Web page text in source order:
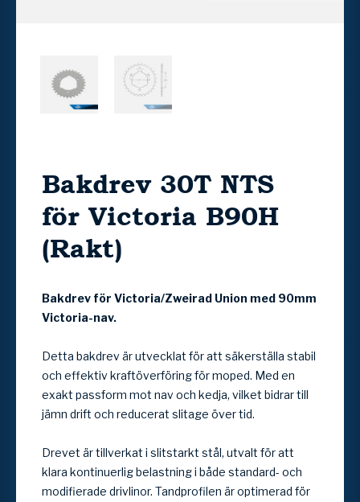
Bakdrev 30T NTS
för Victoria B90H
(Rakt)
Bakdrev för Victoria/Zweirad Union med 90mm
Victoria-nav.
Detta bakdrev är utvecklat för att säkerställa stabil
och effektiv kraftöverföring för moped. Med en
exakt passform mot nav och kedja, vilket bidrar till
jämn drift och reducerat slitage över tid.
Drevet är tillverkat i slitstarkt stål, utvalt för att
klara kontinuerlig belastning i både standard- och
modifierade drivlinor. Tandprofilen är optimerad för